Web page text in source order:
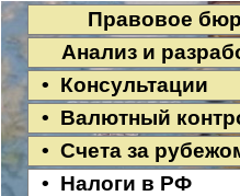
Правовое
Анализ и
• Консультации
• Валютный
• Счета за
• Налоги в РФ